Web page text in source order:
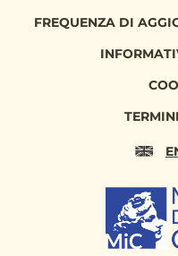
FREQUENZA DI